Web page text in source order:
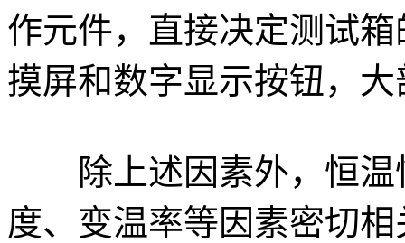
作元件，直接决定测试
摸屏和数字显示按钮，
除上述因素外，恒温
度、变温率等因素密切